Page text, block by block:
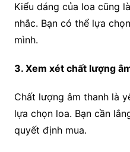
Kiểu dáng của loa cũng
nhắc. Bạn có thể lựa
mình.
3. Xem xét chất lượng
Chất lượng âm thanh là
lựa chọn loa. Bạn cần
quyết định mua.